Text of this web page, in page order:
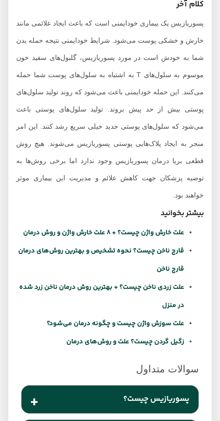
کلام آخر
پسوریازیس یک بیماری خودایمنی است که باعث ایجاد علائمی مانند
خارش و خشکی پوست می‌شود. شرایط خودایمنی نتیجه حمله بدن
شما به خودش است در مورد پسوریازیس، گلبول‌های سفید خون
موسوم به سلول‌های T به اشتباه به سلول‌های پوست شما حمله
می‌کنند. این حمله خودایمنی باعث می‌شود که روند تولید سلول‌های
پوستی بیش از حد پیش بروند. تولید سلول‌های پوستی باعث
می‌شود که سلول‌های پوستی جدید خیلی سریع رشد کنند. این امر
منجر به ایجاد پلاک‌هایی پوستی پسوریازیس می‌شوند. هیچ روش
قطعی بریا درمان پسوریازیس وجود ندارد اما برخی روش‌ها به
توصیه پزشکان جهت کاهش علائم و مدیریت این بیماری موثر
خواهند بود.
بیشتر بخوانید
علت خارش واژن چیست؟ + 8 علت خارش واژن و روش درمان
قارچ ناخن چیست؟ نحوه تشخیص و بهترین روش‌های درمان
قارچ ناخن
علت زردی ناخن چیست؟ + بهترین روش درمان ناخن زرد شده
در منزل
علت سوزش واژن چیست و چگونه درمان می‌شود؟
زگیل گردن چیست؟ علت و روش‌های درمان
پسوریازیس چیست؟